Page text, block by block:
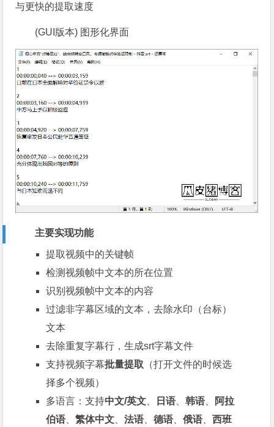
与更快的提取速度
(GUI版本) 图形化界面
主要实现功能
提取视频中的关键帧
检测视频帧中文本的所在位置
识别视频帧中文本的内容
过滤非字幕区域的文本，去除水印（台标）
文本
去除重复字幕行，生成srt字幕文件
支持视频字幕批量提取 （打开文件的时候选
择多个视频）
多语言：支持中文/英文 日语 、韩语
阿拉
伯语 、繁体中文 、法语 、德语 、俄语 、西班